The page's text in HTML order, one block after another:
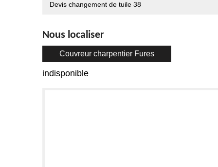
Devis changement de tuile 38
Nous localiser
Couvreur charpentier Fures
indisponible